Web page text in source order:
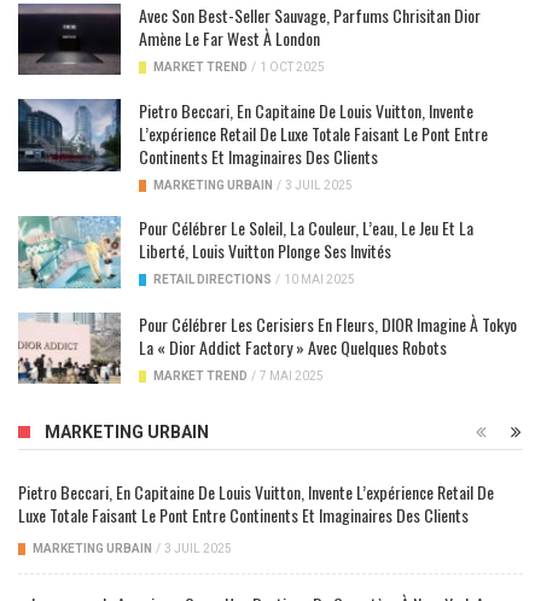
Avec Son Best-Seller Sauvage, Parfums Chrisitan Dior
Amène Le Far West À London
MARKET TREND / 1 OCT 2025
Pietro Beccari, En Capitaine De Louis Vuitton, Invente
L’expérience Retail De Luxe Totale Faisant Le Pont Entre
Continents Et Imaginaires Des Clients
MARKETING URBAIN / 3 JUIL 2025
Pour Célébrer Le Soleil, La Couleur, L’eau, Le Jeu Et La
Liberté, Louis Vuitton Plonge Ses Invités
RETAIL DIRECTIONS / 10 MAI 2025
Pour Célébrer Les Cerisiers En Fleurs, DIOR Imagine À Tokyo
La « Dior Addict Factory » Avec Quelques Robots
MARKET TREND / 7 MAI 2025
MARKETING URBAIN
Pietro Beccari, En Capitaine De Louis Vuitton, Invente L’expérience Retail De
Luxe Totale Faisant Le Pont Entre Continents Et Imaginaires Des Clients
MARKETING URBAIN / 3 JUIL 2025